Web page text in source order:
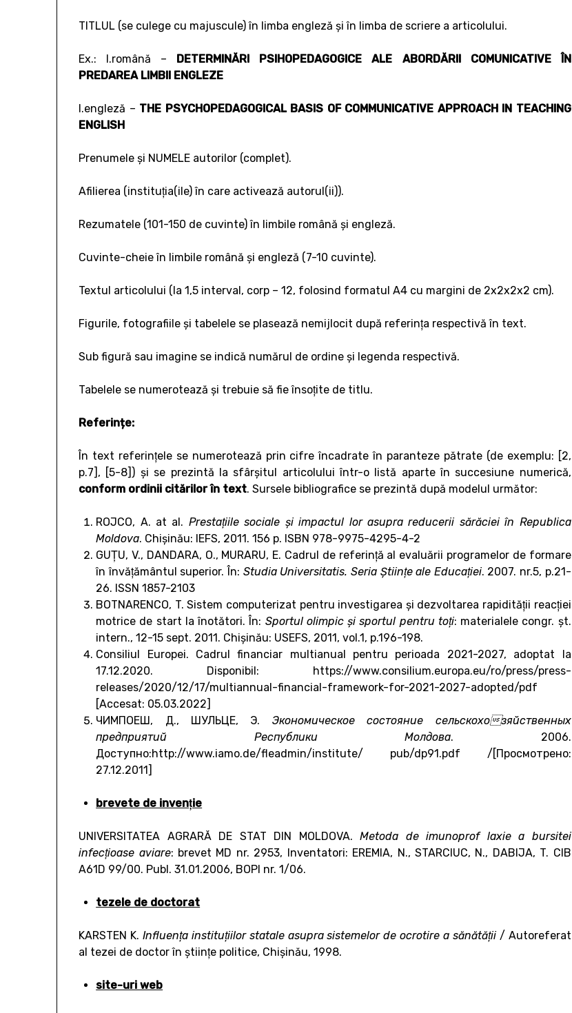
TITLUL (se culege cu majuscule) în limba engleză şi în limba de scriere a articolului.
Ex.: l.română – DETERMINĂRI PSIHOPEDAGOGICE ALE ABORDĂRII COMUNICATIVE ÎN
PREDAREA LIMBII ENGLEZE
l.engleză – THE PSYCHOPEDAGOGICAL BASIS OF COMMUNICATIVE APPROACH IN TEACHING
ENGLISH
Prenumele şi NUMELE autorilor (complet).
Afilierea (instituţia(ile) în care activează autorul(ii)).
Rezumatele (101-150 de cuvinte) în limbile română şi engleză.
Cuvinte-cheie în limbile română şi engleză (7-10 cuvinte).
Textul articolului (la 1,5 interval, corp – 12, folosind formatul A4 cu margini de 2x2x2x2 cm).
Figurile, fotografiile şi tabelele se plasează nemijlocit după referinţa respectivă în text.
Sub figură sau imagine se indică numărul de ordine şi legenda respectivă.
Tabelele se numerotează şi trebuie să fie însoţite de titlu.
Referințe:
În text referinţele se numerotează prin cifre încadrate în paranteze pătrate (de exemplu: [2,
p.7], [5-8]) şi se prezintă la sfârşitul articolului într-o listă aparte în succesiune numerică,
conform ordinii citărilor în text. Sursele bibliografice se prezintă după modelul următor:
ROJCO, A. at al. Prestaţiile sociale şi impactul lor asupra reducerii sărăciei în Republica
Moldova. Chişinău: IEFS, 2011. 156 p. ISBN 978-9975-4295-4-2
GUŢU, V., DANDARA, O., MURARU, E. Cadrul de referinţă al evaluării programelor de formare
în învăţământul superior. În: Studia Universitatis. Seria Ştiinţe ale Educaţiei. 2007. nr.5, p.21-
26. ISSN 1857-2103
BOTNARENCO, T. Sistem computerizat pentru investigarea şi dezvoltarea rapidităţii reacţiei
motrice de start la înotători. În: Sportul olimpic şi sportul pentru toţi: materialele congr. şt.
intern., 12-15 sept. 2011. Chişinău: USEFS, 2011, vol.1, p.196-198.
Consiliul Europei. Cadrul financiar multianual pentru perioada 2021-2027, adoptat la
17.12.2020. Disponibil: https://www.consilium.europa.eu/ro/press/press-
releases/2020/12/17/multiannual-financial-framework-for-2021-2027-adopted/pdf
[Accesat: 05.03.2022]
ЧИМПОЕШ, Д., ШУЛЬЦЕ, Э. Экономическое состояние сельскохозяйственных
предприятий Республики Молдова. 2006.
Доступно:http://www.iamo.de/fleadmin/institute/ pub/dp91.pdf /[Просмотрено:
27.12.2011]
brevete de invenţie
UNIVERSITATEA AGRARĂ DE STAT DIN MOLDOVA.Metoda de imunoprof laxie a bursitei
infecţioase aviare: brevet MD nr. 2953, Inventatori: EREMIA, N., STARCIUC, N., DABIJA, T. CIB
A61D 99/00. Publ. 31.01.2006, BOPI nr. 1/06.
tezele de doctorat
KARSTEN K. Influenţa instituţiilorstatale asupra sistemelor de ocrotire a sănătăţii/ Autoreferat
al tezei de doctor în ştiinţe politice, Chişinău, 1998.
site-uri web